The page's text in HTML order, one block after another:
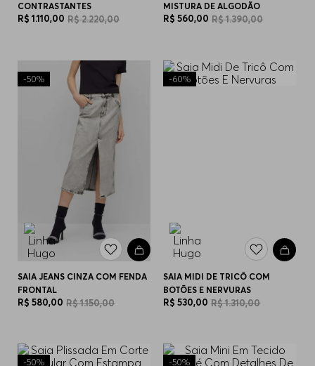
CONTRASTANTES
R$ 1.110,00 R$2.220,00
MISTURA DE ALGODÃO
R$ 560,00 R$1.390,00
-50%
SAIA JEANS CINZA COM FENDA
FRONTAL
R$ 580,00 R$1.150,00
-60%
SAIA MIDI DE TRICÔ COM
BOTÕES E NERVURAS
R$ 530,00 R$1.310,00
-50% -50%